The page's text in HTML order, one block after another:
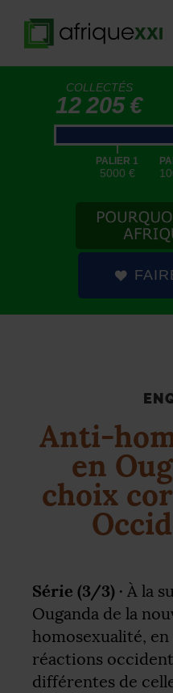
COLLECTÉS
12 205 €
|
PALIER 1
5000 €
Anti-
en
choix
Série (3/3) · À la
Ouganda de la
homosexualité, en
réactions
différentes de